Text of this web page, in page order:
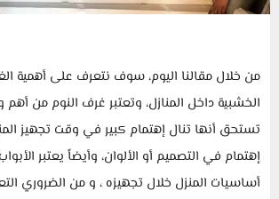
من خلال مقالنا اليوم، سوف نتعرف على أهمية
الخشبية داخل المنازل، وتعتبر غرف النوم من أهم
تستحق أنها تنال إهتمام كبير في وقت تجهيز
إهتمام في التصميم أو الألوان، وأيضاً يعتبر
أساسيات المنزل خلال تجهيزه ، و من الضروري